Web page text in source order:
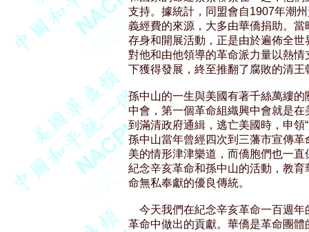
支持。據統計，同盟會自1907年潮
義經費的來源，大多由華僑捐助。
存身和開展活動，正是由於遍佈全
對他和由他領導的革命派力量以熱
下獲得發展，終至推翻了腐敗的清
孫中山的一生與美國有著千絲萬縷
中會，第一個革命組織興中會就是
到滿清政府通緝，逃亡美國時，申領
孫中山當年曾經四次到三藩市宣傳
美的情形津津樂道，而僑胞們也一
紀念辛亥革命和孫中山的活動，教
命無私奉獻的優良傳統。
今天我們在紀念辛亥革命一百週
革命中做出的貢獻。華僑是革命團